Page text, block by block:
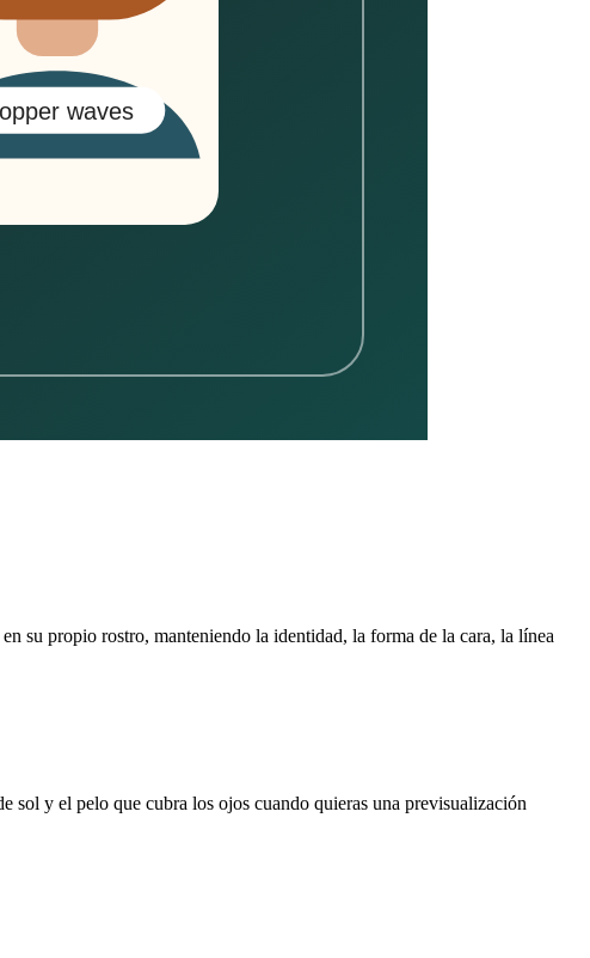
su propio rostro, manteniendo la identidad, la forma de la cara, la línea
sol y el pelo que cubra los ojos cuando quieras una previsualización